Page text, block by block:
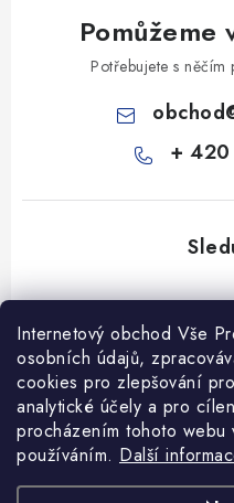
Internetový obchod Vše
osobních údajů,
cookies pro zlepšování
analytické účely a pro
procházením tohoto webu
používáním. Další
Pomůžeme
Potřebujete s něčím
obchod
+
Informace pro Vás
Ceník dopravy
Kontakty